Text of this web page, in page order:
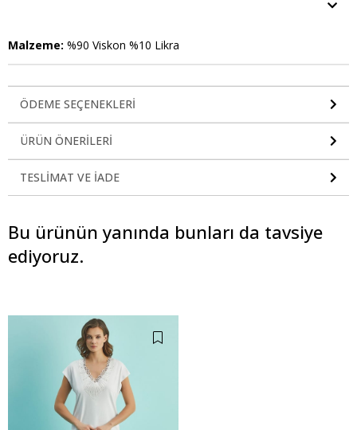
Malzeme: %90 Viskon %10 Likra
ÖDEME SEÇENEKLERI
ÜRÜN ÖNERILERI
TESLIMAT VE İADE
Bu ürünün yanında bunları da tavsiye
ediyoruz.